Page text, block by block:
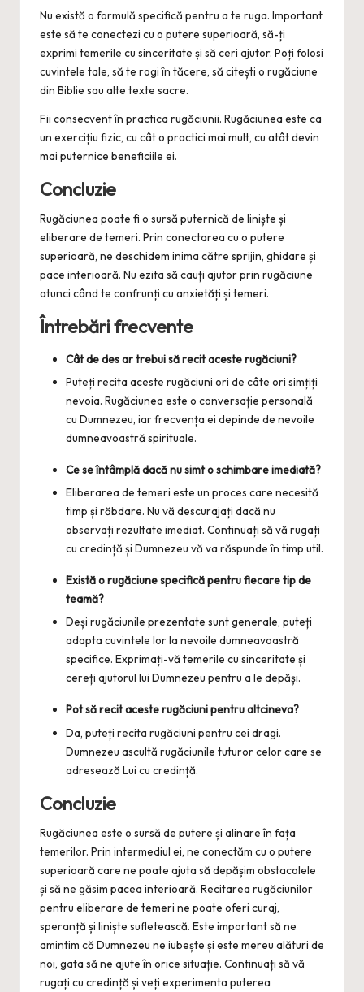
Nu există o formulă specifică pentru a te ruga. Important
este să te conectezi cu o putere superioară, să-ți
exprimi temerile cu sinceritate și să ceri ajutor. Poți folosi
cuvintele tale, să te rogi în tăcere, să citești o rugăciune
din Biblie sau alte texte sacre.
Fii consecvent în practica rugăciunii. Rugăciunea este ca
un exercițiu fizic, cu cât o practici mai mult, cu atât devin
mai puternice beneficiile ei.
Concluzie
Rugăciunea poate fi o sursă puternică de liniște și
eliberare de temeri. Prin conectarea cu o putere
superioară, ne deschidem inima către sprijin, ghidare și
pace interioară. Nu ezita să cauți ajutor prin rugăciune
atunci când te confrunți cu anxietăți și temeri.
Întrebări frecvente
Cât de des ar trebui să recit aceste rugăciuni?
Puteți recita aceste rugăciuni ori de câte ori simțiți
nevoia. Rugăciunea este o conversație personală
cu Dumnezeu, iar frecvența ei depinde de nevoile
dumneavoastră spirituale.
Ce se întâmplă dacă nu simt o schimbare imediată?
Eliberarea de temeri este un proces care necesită
timp și răbdare. Nu vă descurajați dacă nu
observați rezultate imediat. Continuați să vă rugați
cu credință și Dumnezeu vă va răspunde în timp util.
Există o rugăciune specifică pentru fiecare tip de
teamă?
Deși rugăciunile prezentate sunt generale, puteți
adapta cuvintele lor la nevoile dumneavoastră
specifice. Exprimați-vă temerile cu sinceritate și
cereți ajutorul lui Dumnezeu pentru a le depăși.
Pot să recit aceste rugăciuni pentru altcineva?
Da, puteți recita rugăciuni pentru cei dragi.
Dumnezeu ascultă rugăciunile tuturor celor care se
adresează Lui cu credință.
Concluzie
Rugăciunea este o sursă de putere și alinare în fața
temerilor. Prin intermediul ei, ne conectăm cu o putere
superioară care ne poate ajuta să depășim obstacolele
și să ne găsim pacea interioară. Recitarea rugăciunilor
pentru eliberare de temeri ne poate oferi curaj,
speranță și liniște sufletească. Este important să ne
amintim că Dumnezeu ne iubește și este mereu alături de
noi, gata să ne ajute în orice situație. Continuați să vă
rugați cu credință și veți experimenta puterea